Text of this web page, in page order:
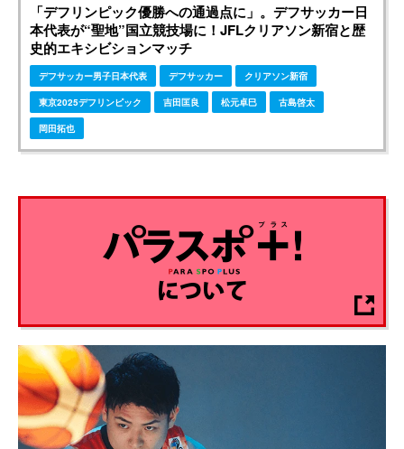
「デフリンピック優勝への通過点に」。デフサッカー日
本代表が“聖地”国立競技場に！JFLクリアソン新宿と歴
史的エキシビションマッチ
デフサッカー男子日本代表 デフサッカー クリアソン新宿
東京2025デフリンピック 吉田匡良 松元卓巳 古島啓太
岡田拓也